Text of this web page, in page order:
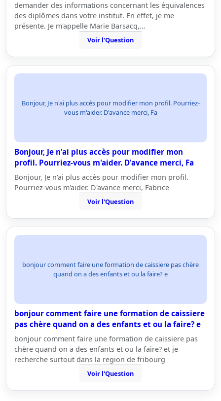
demander des informations concernant les équivalences
des diplômes dans votre institut. En effet, je me
présente. Je m'appelle Marie Barsacq,…
Voir l'Question
Bonjour, Je n'ai plus accès pour modifier mon profil. Pourriez-
vous m'aider. D'avance merci, Fa
Bonjour, Je n'ai plus accès pour modifier mon
profil. Pourriez-vous m'aider. D'avance merci, Fa
Bonjour, Je n'ai plus accès pour modifier mon profil.
Pourriez-vous m'aider. D'avance merci, Fabrice
Voir l'Question
bonjour comment faire une formation de caissiere pas chère
quand on a des enfants et ou la faire? e
bonjour comment faire une formation de caissiere
pas chère quand on a des enfants et ou la faire? e
bonjour comment faire une formation de caissiere pas
chère quand on a des enfants et ou la faire? et je
recherche surtout dans la region de fribourg
Voir l'Question